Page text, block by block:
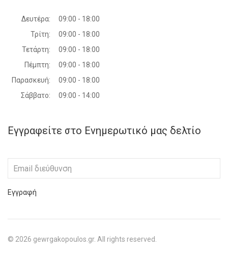
Δευτέρα:
09:00 - 18:00
Τρίτη:
09:00 - 18:00
Τετάρτη:
09:00 - 18:00
Πέμπτη:
09:00 - 18:00
Παρασκευή:
09:00 - 18:00
Σάββατο:
09:00 - 14:00
Εγγραφείτε στο Ενημερωτικό μας δελτίο
Εγγραφή
© 2026 gewrgakopoulos.gr. All rights reserved.